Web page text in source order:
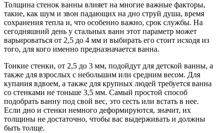
Толщина стенок ванны влияет на многие важные факторы,
такие, как шум и звон падающих на дно струй душа, время
сохранения тепла и, что особенно важно, срок службы. На
сегодняшний день у стальных ванн этот параметр может
варьироваться от 2,5 до 4 мм и выбирать его стоит исходя из
того, для кого именно предназначается ванна.
Тонкие стенки, от 2,5 до 3 мм, подойдут для детской ванны, а
также для взрослых с небольшим или средним весом. Для
купания вдвоем, а также для крупных людей требуется ванна
со стенками не тоньше 3,5 мм. Самый простой способ
подобрать ванну под свой вес, это сесть или встать в нее.
Если дно и стенки немного деформируются, значит, их
толщины не достаточно, чтобы вас выдерживать и должны
быть толще.